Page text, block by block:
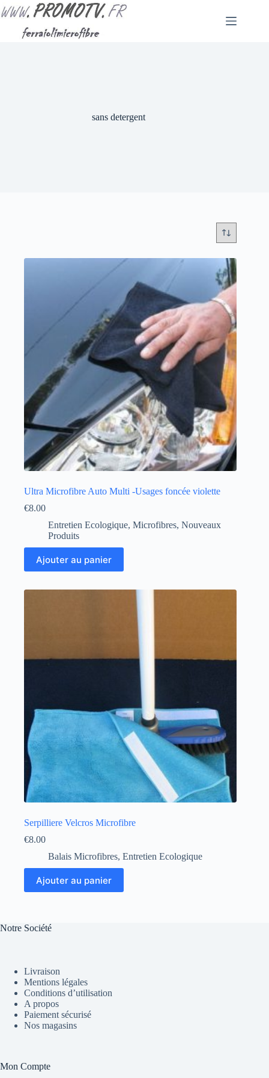
Passer
au
contenu
sans detergent
Ultra Microfibre Auto Multi -Usages foncée violette
€8.00
Entretien Ecologique, Microfibres, Nouveaux
Produits
Ajouter au panier
Serpilliere Velcros Microfibre
€8.00
Balais Microfibres, Entretien Ecologique
Ajouter au panier
Notre Société
Livraison
Mentions légales
Conditions d’utilisation
A propos
Paiement sécurisé
Nos magasins
Mon Compte